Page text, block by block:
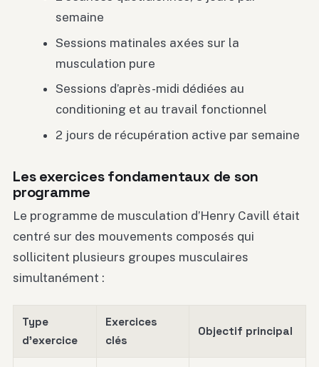
semaine
Sessions matinales axées sur la
musculation pure
Sessions d’après-midi dédiées au
conditioning et au travail fonctionnel
2 jours de récupération active par semaine
Les exercices fondamentaux de son
programme
Le programme de musculation d’Henry Cavill était
centré sur des mouvements composés qui
sollicitent plusieurs groupes musculaires
simultanément :
Type
d’exercice
Exercices
clés
Objectif principal